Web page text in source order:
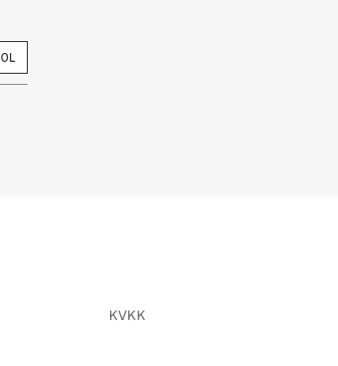
KVKK